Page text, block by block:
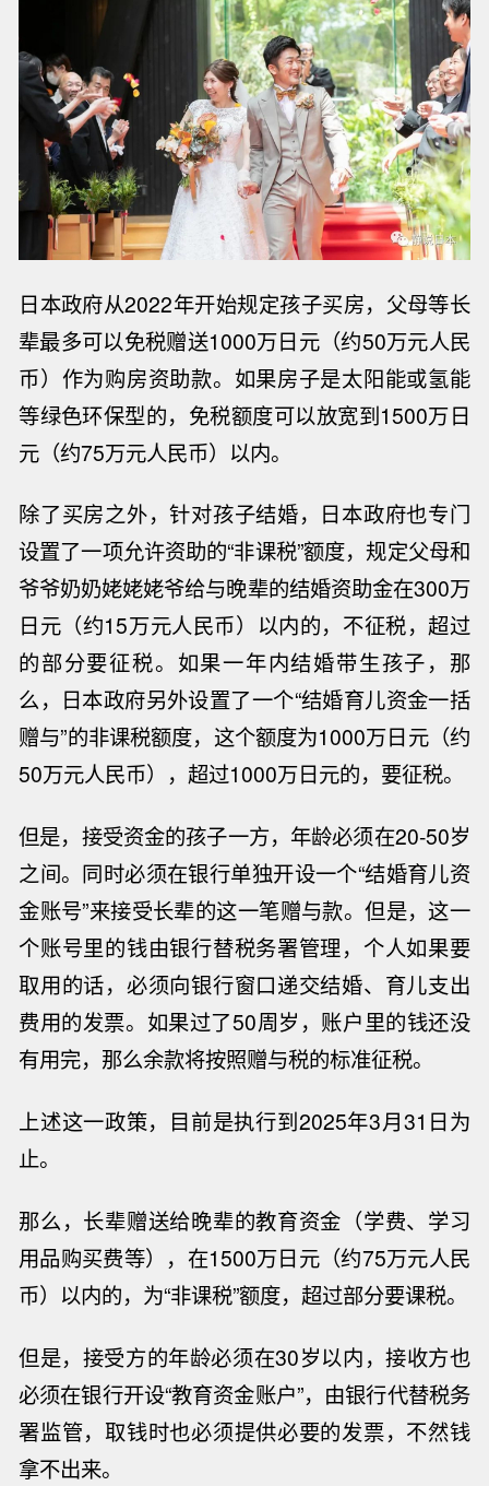
日本政府从2022年开始规定孩子买房，父母等长
辈最多可以免税赠送1000万日元（约50万元人民
币）作为购房资助款。如果房子是太阳能或氢能
等绿色环保型的，免税额度可以放宽到1500万日
元（约75万元人民币）以内。
除了买房之外，针对孩子结婚，日本政府也专门
设置了一项允许资助的“非课税”额度，规定父母和
爷爷奶奶姥姥姥爷给与晚辈的结婚资助金在300万
日元（约15万元人民币）以内的，不征税，超过
的部分要征税。如果一年内结婚带生孩子，那
么，日本政府另外设置了一个“结婚育儿资金一括
赠与”的非课税额度，这个额度为1000万日元（约
50万元人民币），超过1000万日元的，要征税。
但是，接受资金的孩子一方，年龄必须在20-50岁
之间。同时必须在银行单独开设一个“结婚育儿资
金账号”来接受长辈的这一笔赠与款。但是，这一
个账号里的钱由银行替税务署管理，个人如果要
取用的话，必须向银行窗口递交结婚、育儿支出
费用的发票。如果过了50周岁，账户里的钱还没
有用完，那么余款将按照赠与税的标准征税。
上述这一政策，目前是执行到2025年3月31 日为
止。
那么，长辈赠送给晚辈的教育资金（学费、学习
用品购买费等），在1500万日元（约75万元人民
币）以内的，为“非课税”额度，超过部分要课税。
但是，接受方的年龄必须在30岁以内，接收方也
必须在银行开设“教育资金账户”，由银行代替税务
署监管，取钱时也必须提供必要的发票，不然钱
拿不出来。